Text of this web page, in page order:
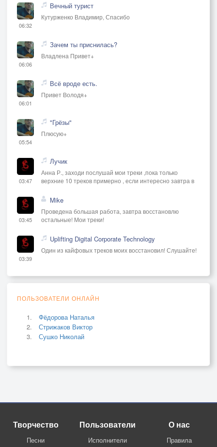
06:32
Вечный турист
Кутурженко Владимир, Спасибо
06:06
Зачем ты приснилась?
Владлена Привет+
06:01
Всё вроде есть.
Привет Володя+
05:54
"Грёзы"
Плюсую+
03:47
Лучик
Анна Р., заходи послушай мои треки ,пока только
верхние 10 треков примерно , если интересно завтра в
03:45
Mike
Проведена большая работа, завтра восстановлю
остальные! Мои треки!
03:39
Uplifting Digital Corporate Technology
Один из кайфовых треков моих восстановил! Слушайте!
ПОЛЬЗОВАТЕЛИ ОНЛАЙН
Фёдорова Наталья
Стрижаков Виктор
Сушко Николай
Творчество
Песни
Пользователи
Исполнители
О нас
Правила